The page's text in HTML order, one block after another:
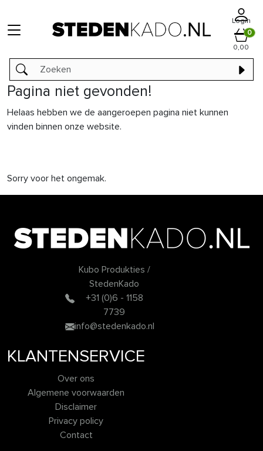
Login
0
0,00
Pagina niet gevonden!
Helaas hebben we de aangeroepen pagina niet kunnen
vinden binnen onze website.
Sorry voor het ongemak.
Kubo Produkties /
StedenKado
+31 (0)6 - 1158
7739
info@stedenkado.nl
KLANTENSERVICE
Over ons
Algemene voorwaarden
Disclaimer
Privacy policy
Contact